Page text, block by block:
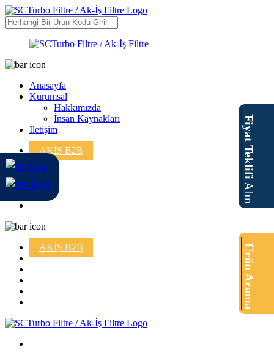
Anasayfa
Kurumsal
Hakkımızda
İnsan Kaynakları
İletişim
AKİŞ B2B
AKİŞ B2B
Fiyat Teklifi
Alın
Ürün Arama